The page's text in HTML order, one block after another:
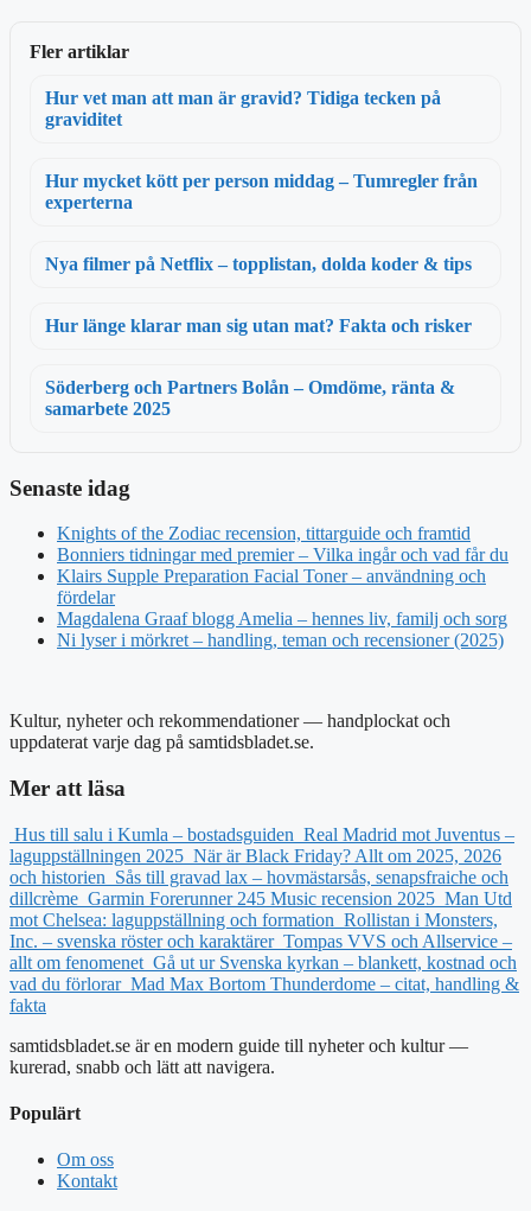
Fler artiklar
Hur vet man att man är gravid? Tidiga tecken på
graviditet
Hur mycket kött per person middag – Tumregler från
experterna
Nya filmer på Netflix – topplistan, dolda koder & tips
Hur länge klarar man sig utan mat? Fakta och risker
Söderberg och Partners Bolån – Omdöme, ränta &
samarbete 2025
Senaste idag
Knights of the Zodiac recension, tittarguide och framtid
Bonniers tidningar med premier – Vilka ingår och vad får du
Klairs Supple Preparation Facial Toner – användning och
fördelar
Magdalena Graaf blogg Amelia – hennes liv, familj och sorg
Ni lyser i mörkret – handling, teman och recensioner (2025)
Kultur, nyheter och rekommendationer — handplockat och
uppdaterat varje dag på samtidsbladet.se.
Mer att läsa
Hus till salu i Kumla – bostadsguiden Real Madrid mot Juventus –
laguppställningen 2025 När är Black Friday? Allt om 2025, 2026
och historien Sås till gravad lax – hovmästarsås, senapsfraiche och
dillcrème Garmin Forerunner 245 Music recension 2025 Man Utd
mot Chelsea: laguppställning och formation Rollistan i Monsters,
Inc. – svenska röster och karaktärer Tompas VVS och Allservice –
allt om fenomenet Gå ut ur Svenska kyrkan – blankett, kostnad och
vad du förlorar Mad Max Bortom Thunderdome – citat, handling &
fakta
samtidsbladet.se är en modern guide till nyheter och kultur —
kurerad, snabb och lätt att navigera.
Populärt
Om oss
Kontakt